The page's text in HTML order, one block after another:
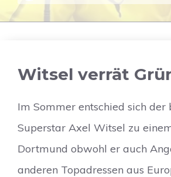
Witsel verrät
Im Sommer entschied sich der
Superstar Axel Witsel zu
Dortmund obwohl er auch
anderen Topadressen aus